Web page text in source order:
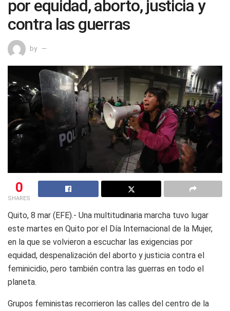
por equidad, aborto, justicia y
contra las guerras
by
0
SHARES
Quito, 8 mar (EFE).- Una multitudinaria marcha tuvo lugar
este martes en Quito por el Día Internacional de la Mujer,
en la que se volvieron a escuchar las exigencias por
equidad, despenalización del aborto y justicia contra el
feminicidio, pero también contra las guerras en todo el
planeta.
Grupos feministas recorrieron las calles del centro de la